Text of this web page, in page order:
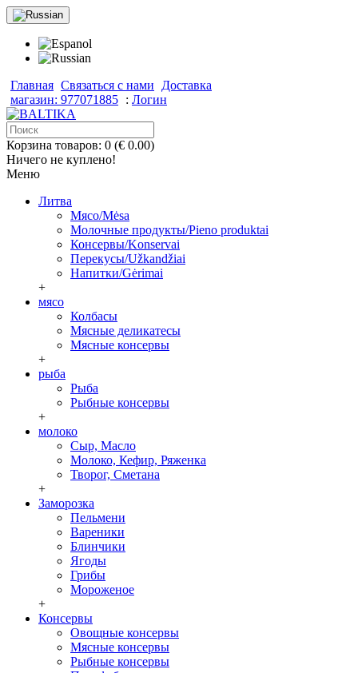
Главная Связаться с нами
Доставка
магазин: 977071885 : Логин
Корзина товаров: 0 (€ 0.00)
Ничего не куплено!
Меню
Литва
Мясо/Mėsa
Молочные продукты/Pieno produktai
Консервы/Konservai
Перекусы/Užkandžiai
Напитки/Gėrimai
+
мясо
Колбасы
Мясные деликатесы
Мясные консервы
+
рыба
Рыба
Рыбные консервы
+
молоко
Сыр, Масло
Молоко, Кефир, Ряженка
Творог, Сметана
+
Заморозка
Пельмени
Вареники
Блинчики
Ягоды
Грибы
Мороженое
+
Консервы
Овощные консервы
Мясные консервы
Рыбные консервы